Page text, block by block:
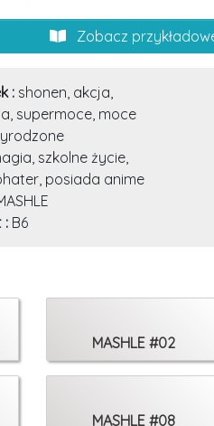
Zobacz
: shonen, akcja,
supermoce, moce
szkolne życie,
posiada anime
: B6
MASHLE #02
MASHLE #08